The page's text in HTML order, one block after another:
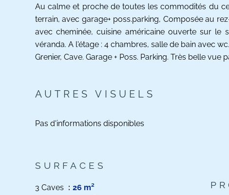
Au calme et proche de toutes les commodités du
terrain, avec garage+ poss.parking, Composée au
avec cheminée, cuisine américaine ouverte sur le
véranda. A l'étage : 4 chambres, salle de bain avec wc.
Grenier, Cave. Garage + Poss. Parking. Très belle vue
AUTRES VISUELS
Pas d'informations disponibles
SURFACES
3 Caves
26 m²